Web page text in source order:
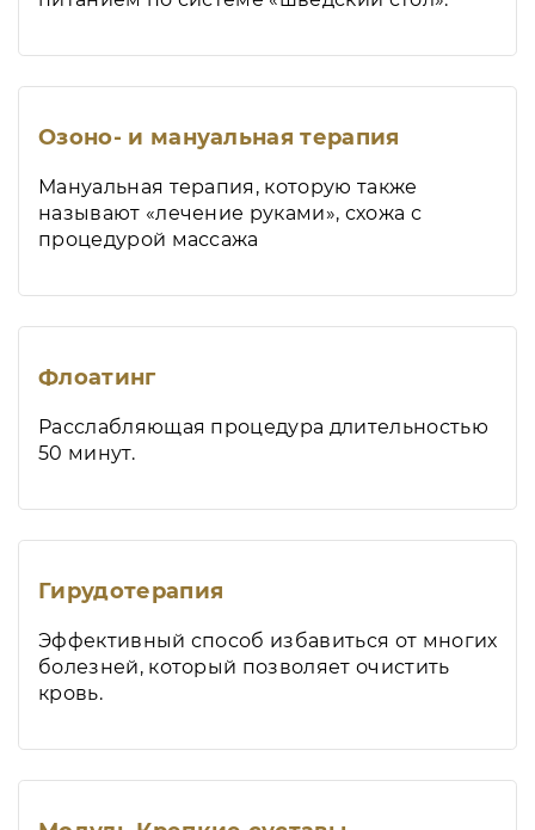
Озоно- и мануальная терапия
Мануальная терапия, которую также
называют «лечение руками», схожа с
процедурой массажа
Флоатинг
Расслабляющая процедура длительностью
50 минут.
Гирудотерапия
Эффективный способ избавиться от многих
болезней, который позволяет очистить
кровь.